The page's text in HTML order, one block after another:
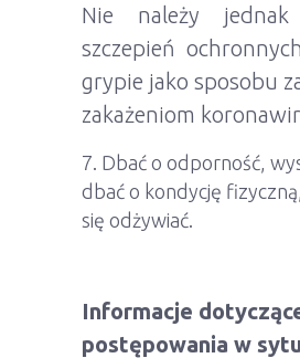
Nie należy jednak
szczepień
grypie jako sposobu
zakażeniom
Dbać o odporność,
dbać o kondycję
się odżywiać.
Informacje
postępowania w